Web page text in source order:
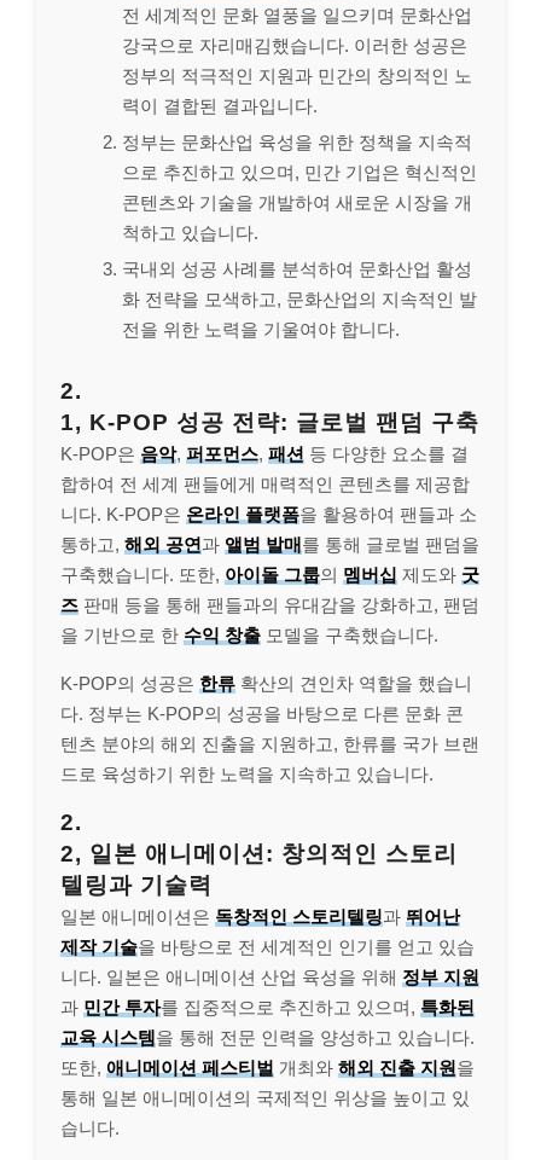
전 세계적인 문화 열풍을 일으키며 문화산업
강국으로 자리매김했습니다. 이러한 성공은
정부의 적극적인 지원과 민간의 창의적인 노
력이 결합된 결과입니다.
정부는 문화산업 육성을 위한 정책을 지속적
으로 추진하고 있으며, 민간 기업은 혁신적인
콘텐츠와 기술을 개발하여 새로운 시장을 개
척하고 있습니다.
국내외 성공 사례를 분석하여 문화산업 활성
화 전략을 모색하고, 문화산업의 지속적인 발
전을 위한 노력을 기울여야 합니다.
2.
1, K-POP 성공 전략: 글로벌 팬덤 구축
K-POP은 음악, 퍼포먼스, 패션 등 다양한 요소를 결
합하여 전 세계 팬들에게 매력적인 콘텐츠를 제공합
니다. K-POP은 온라인 플랫폼을 활용하여 팬들과 소
통하고, 해외 공연과 앨범 발매를 통해 글로벌 팬덤을
구축했습니다. 또한, 아이돌 그룹의 멤버십 제도와 굿
즈 판매 등을 통해 팬들과의 유대감을 강화하고, 팬덤
을 기반으로 한 수익 창출 모델을 구축했습니다.
K-POP의 성공은 한류 확산의 견인차 역할을 했습니
다. 정부는 K-POP의 성공을 바탕으로 다른 문화 콘
텐츠 분야의 해외 진출을 지원하고, 한류를 국가 브랜
드로 육성하기 위한 노력을 지속하고 있습니다.
2.
2, 일본 애니메이션: 창의적인 스토리
텔링과 기술력
일본 애니메이션은 독창적인 스토리텔링과 뛰어난
제작 기술을 바탕으로 전 세계적인 인기를 얻고 있습
니다. 일본은 애니메이션 산업 육성을 위해 정부 지원
과 민간 투자를 집중적으로 추진하고 있으며, 특화된
교육 시스템을 통해 전문 인력을 양성하고 있습니다.
또한, 애니메이션 페스티벌 개최와 해외 진출 지원을
통해 일본 애니메이션의 국제적인 위상을 높이고 있
습니다.